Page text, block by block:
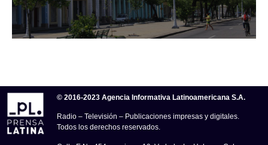
© 2016-2023 Agencia Informativa Latinoamericana S.A.
Radio – Televisión – Publicaciones impresas y digitales.
Todos los derechos reservados.